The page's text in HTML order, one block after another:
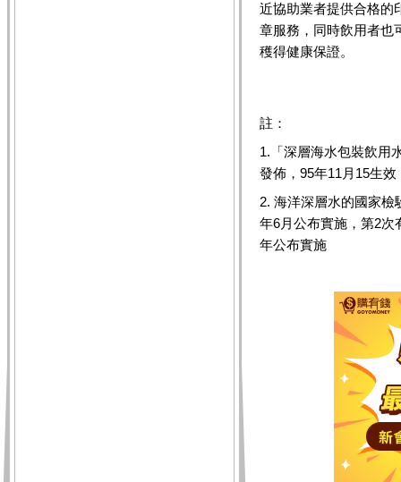
近協助業者提供合格的
章服務，同時飲用者也
穫得健康保證。
註：
1.「深層海水包裝飲用
發佈，95年11月15生效
2. 海洋深層水的國家檢
年6月公布實施，第2次
年公布實施